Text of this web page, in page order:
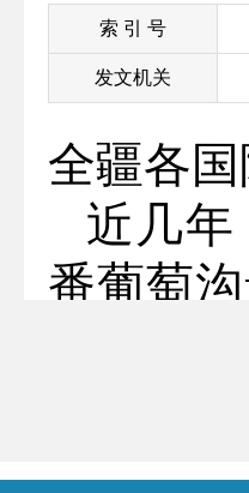
索 引 号
发文机关
全疆各
近几年
番葡萄
向游客